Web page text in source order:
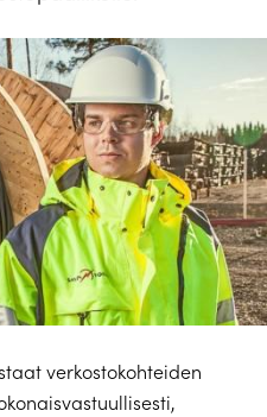
verkostokohteiden